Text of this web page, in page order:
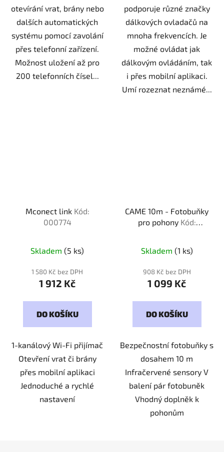
otevírání vrat, brány nebo
dalších automatických
systému pomocí zavolání
přes telefonní zařízení.
Možnost uložení až pro
200 telefonních čísel...
podporuje různé značky
dálkových ovladačů na
mnoha frekvencích. Je
možné ovládat jak
dálkovým ovládáním, tak
i přes mobilní aplikaci.
Umí rozeznat neznámé...
Mconect link Kód:
000774
Skladem (5 ks)
1 580 Kč bez DPH
1 912 Kč
DO KOŠÍKU
1-kanálový Wi-Fi přijímač
Otevření vrat či brány
přes mobilní aplikaci
Jednoduché a rychlé
nastavení
CAME 10m - Fotobuňky
pro pohony Kód:
Skladem (1 ks)
908 Kč bez DPH
1 099 Kč
DO KOŠÍKU
Bezpečnostní fotobuňky s
dosahem 10 m
Infračervené sensory V
balení pár fotobuněk
Vhodný doplněk k
pohonům